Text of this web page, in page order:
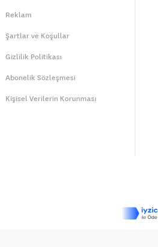
Reklam
Şartlar ve Koşullar
Gizlilik Politikası
Abonelik Sözleşmesi
Kişisel Verilerin Korunması